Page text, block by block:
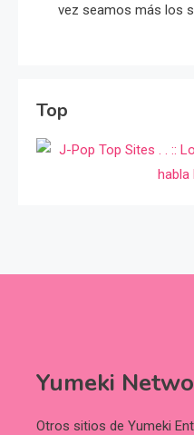
vez seamos más los
Top
Yumeki
Otros sitios de Yumeki